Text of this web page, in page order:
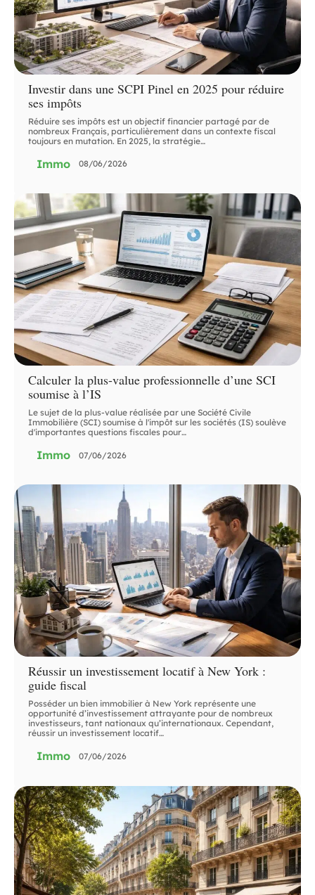
Investir dans une SCPI Pinel en 2025 pour réduire
ses impôts
Réduire ses impôts est un objectif financier partagé par de
nombreux Français, particulièrement dans un contexte fiscal
toujours en mutation. En 2025, la stratégie…
Immo 08/06/2026
Calculer la plus-value professionnelle d’une SCI
soumise à l’IS
Le sujet de la plus-value réalisée par une Société Civile
Immobilière (SCI) soumise à l'impôt sur les sociétés (IS) soulève
d'importantes questions fiscales pour…
Immo 07/06/2026
Réussir un investissement locatif à New York :
guide fiscal
Posséder un bien immobilier à New York représente une
opportunité d’investissement attrayante pour de nombreux
investisseurs, tant nationaux qu’internationaux. Cependant,
réussir un investissement locatif…
Immo 07/06/2026